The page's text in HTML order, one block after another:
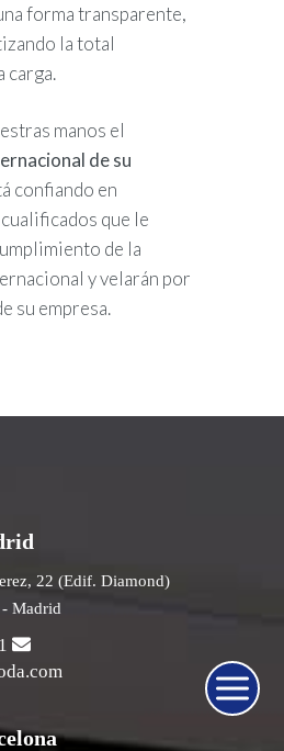
forma transparente,
la total
carga.
manos el
de su
confiando en
que le
de la
y velarán por
su empresa.
22 (Edif. Diamond)
Madrid